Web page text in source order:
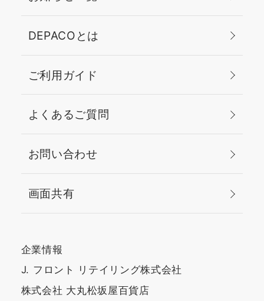
DEPACOとは
ご利用ガイド
よくあるご質問
お問い合わせ
画面共有
企業情報
J. フロント リテイリング株式会社
株式会社 大丸松坂屋百貨店